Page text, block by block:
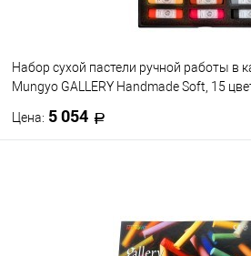
Набор сухой пастели ручной работы в
Mungyo GALLERY Handmade Soft, 15
Цена: 5 054